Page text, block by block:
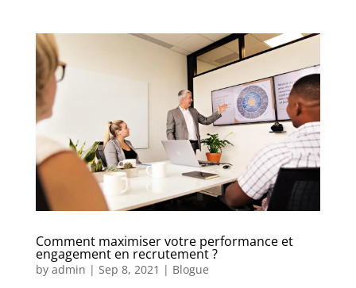
Comment maximiser votre performance et
engagement en recrutement ?
by admin | Sep 8, 2021 | Blogue